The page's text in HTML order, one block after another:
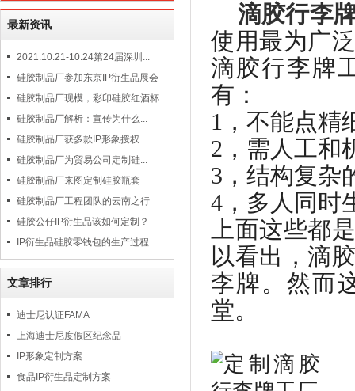
最新资讯
2021.10.21-10.24第24届深圳...
硅胶制品厂参加东京IP衍生品展会
硅胶制品厂现模，彩印硅胶红酒杯
硅胶制品厂解析：宣传为什么...
硅胶制品厂获多款IP形象授权...
硅胶制品厂为贸易公司定制硅...
硅胶制品厂来图定制硅胶瓶套
硅胶制品厂工程团队的云南之行
硅胶公仔IP衍生品该如何定制？
IP衍生品硅胶零钱包的生产过程
文章排行
迪士尼认证FAMA
上海迪士尼度假区纪念品
IP形象定制方案
食品IP衍生品定制方案
滴胶行李
使用最为广
滴胶行李牌
有：
1 ，不能点
2 ，需人工
3 ，结构复
4 ，多人同
上面这些都
以看出，滴
李牌。然而
堂。